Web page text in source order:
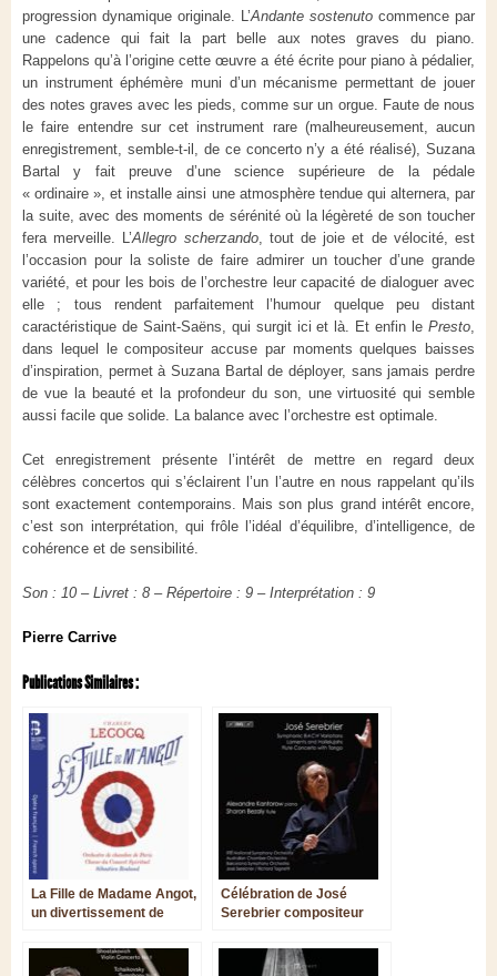
progression dynamique originale. L’Andante sostenuto commence par
une cadence qui fait la part belle aux notes graves du piano.
Rappelons qu’à l’origine cette œuvre a été écrite pour piano à pédalier,
un instrument éphémère muni d’un mécanisme permettant de jouer
des notes graves avec les pieds, comme sur un orgue. Faute de nous
le faire entendre sur cet instrument rare (malheureusement, aucun
enregistrement, semble-t-il, de ce concerto n’y a été réalisé), Suzana
Bartal y fait preuve d’une science supérieure de la pédale
« ordinaire », et installe ainsi une atmosphère tendue qui alternera, par
la suite, avec des moments de sérénité où la légèreté de son toucher
fera merveille. L’Allegro scherzando, tout de joie et de vélocité, est
l’occasion pour la soliste de faire admirer un toucher d’une grande
variété, et pour les bois de l’orchestre leur capacité de dialoguer avec
elle ; tous rendent parfaitement l’humour quelque peu distant
caractéristique de Saint-Saëns, qui surgit ici et là. Et enfin le Presto
dans lequel le compositeur accuse par moments quelques baisses
d’inspiration, permet à Suzana Bartal de déployer, sans jamais perdre
de vue la beauté et la profondeur du son, une virtuosité qui semble
aussi facile que solide. La balance avec l’orchestre est optimale.
Cet enregistrement présente l’intérêt de mettre en regard deux
célèbres concertos qui s’éclairent l’un l’autre en nous rappelant qu’ils
sont exactement contemporains. Mais son plus grand intérêt encore,
c’est son interprétation, qui frôle l’idéal d’équilibre, d’intelligence, de
cohérence et de sensibilité.
Son : 10 – Livret : 8 – Répertoire : 9 – Interprétation : 9
Pierre Carrive
Publications Similaires :
La Fille de Madame Angot,
un divertissement de
Célébration de José
Serebrier compositeur